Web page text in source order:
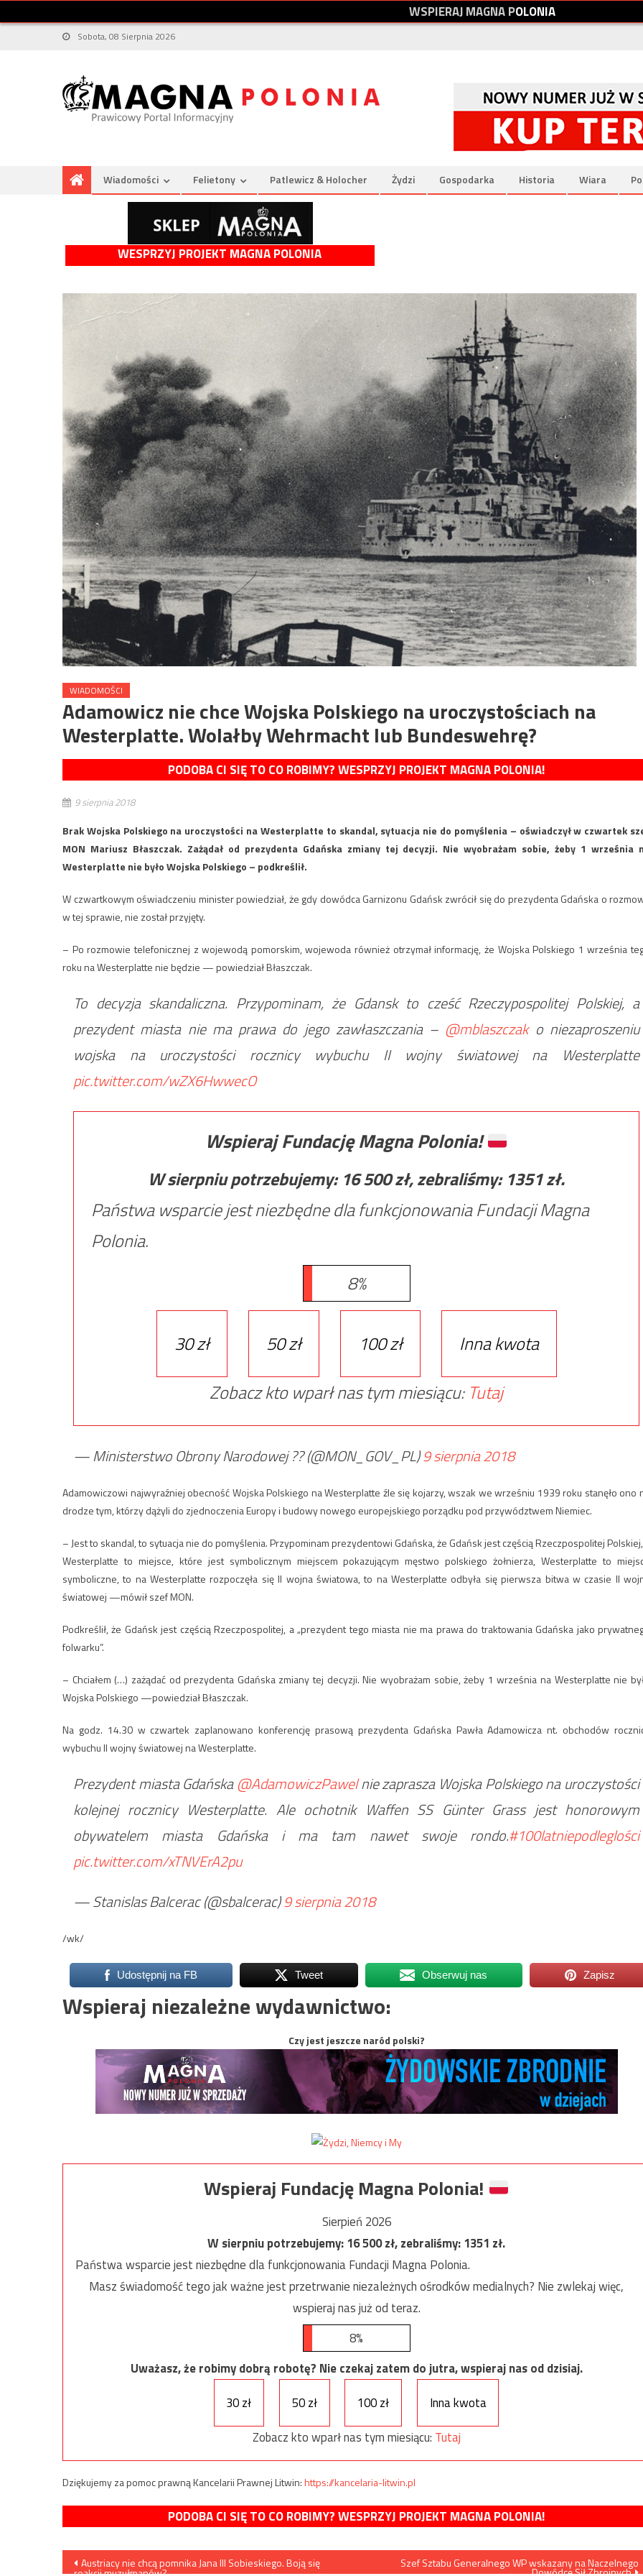
WSPIERAJMAGNAPOLONIA
Sobota, 08 Sierpnia 2026
Wiadomości Felietony Patlewicz & Holocher Żydzi Gospodarka Historia Wiara
WESPRZYJ PROJEKT MAGNA POLONIA
WIADOMOŚCI
Adamowicz nie chce Wojska Polskiego na uroczystościach na
Westerplatte. Wolałby Wehrmacht lub Bundeswehrę?
PODOBA CI SIĘ TO CO ROBIMY? WESPRZYJ PROJEKT MAGNA POLONIA!
9 sierpnia 2018
Brak Wojska Polskiego na uroczystości na Westerplatte to skandal, sytuacja nie do pomyślenia – oświadczył w czwartek
MON Mariusz Błaszczak. Zażądał od prezydenta Gdańska zmiany tej decyzji. Nie wyobrażam sobie, żeby 1 września
Westerplatte nie było Wojska Polskiego – podkreślił.
W czwartkowym oświadczeniu minister powiedział, że gdy dowódca Garnizonu Gdańsk zwrócił się do prezydenta Gdańska o
w tej sprawie, nie został przyjęty.
– Po rozmowie telefonicznej z wojewodą pomorskim, wojewoda również otrzymał informację, że Wojska Polskiego 1 września
roku na Westerplatte nie będzie — powiedział Błaszczak.
To decyzja skandaliczna. Przypominam, że Gdansk to cześć Rzeczypospolitej Polskiej, a
prezydent miasta nie ma prawa do jego zawłaszczania – @mblaszczako niezaproszeniu
wojska na uroczystości rocznicy wybuchu II wojny światowej na Westerplatte
pic.twitter.com/wZX6HwwecO
Wspieraj Fundację Magna Polonia!
W sierpniu potrzebujemy: 16 500zł, zebraliśmy: 1351zł.
Państwa wsparcie jest niezbędne dla funkcjonowania Fundacji Magna
Polonia.
8%
30 zł 50 zł 100 zł
Inna kwota
Zobacz kto wparł nas tym miesiącu: Tutaj
— Ministerstwo Obrony Narodowej ?? (@MON_GOV_PL)9 sierpnia 2018
Adamowiczowi najwyraźniej obecność Wojska Polskiego na Westerplatte źle się kojarzy, wszak we wrześniu 1939 roku stanęło ono
drodze tym, którzy dążyli do zjednoczenia Europy i budowy nowego europejskiego porządku pod przywództwem Niemiec.
– Jest to skandal, to sytuacja nie do pomyślenia. Przypominam prezydentowi Gdańska, że Gdańsk jest częścią Rzeczpospolitej
Westerplatte to miejsce, które jest symbolicznym miejscem pokazującym męstwo polskiego żołnierza, Westerplatte to
symboliczne, to na Westerplatte rozpoczęła się II wojna światowa, to na Westerplatte odbyła się pierwsza bitwa w czasie II
światowej —mówił szef MON.
Podkreślił, że Gdańsk jest częścią Rzeczpospolitej, a „prezydent tego miasta nie ma prawa do traktowania Gdańska jako
folwarku”.
– Chciałem (…) zażądać od prezydenta Gdańska zmiany tej decyzji. Nie wyobrażam sobie, żeby 1 września na Westerplatte nie
Wojska Polskiego —powiedział Błaszczak.
Na godz. 14.30 w czwartek zaplanowano konferencję prasową prezydenta Gdańska Pawła Adamowicza nt. obchodów
wybuchu II wojny światowej na Westerplatte.
Prezydent miasta Gdańska@AdamowiczPawelnie zaprasza Wojska Polskiego na uroczystości
kolejnej rocznicy Westerplatte. Ale ochotnik Waffen SS Günter Grass jest honorowym
obywatelem miasta Gdańska i ma tam nawet swoje rondo.#100latniepodleglości
pic.twitter.com/xTNVErA2pu
— Stanislas Balcerac (@sbalcerac)9 sierpnia 2018
/wk/
Udostępnij na FB Tweet Obserwuj nas Zapisz
Wspieraj niezależne wydawnictwo:
Czy jest jeszcze naród polski?
Wspieraj Fundację Magna Polonia!
Sierpień 2026
W sierpniu potrzebujemy:16 500zł, zebraliśmy:1351 zł.
Państwa wsparcie jest niezbędne dla funkcjonowania Fundacji Magna Polonia.
Masz świadomość tego jak ważne jest przetrwanie niezależnych ośrodków medialnych? Nie zwlekaj więc,
wspieraj nas już od teraz.
8%
Uważasz, że robimy dobrą robotę? Nie czekaj zatem do jutra, wspieraj nas od dzisiaj.
30 zł
50 zł 100 zł
Inna kwota
Zobacz kto wparł nas tym miesiącu: Tutaj
Dziękujemy za pomoc prawną Kancelarii Prawnej Litwin:https://kancelaria-litwin.pl
PODOBA CI SIĘ TO CO ROBIMY? WESPRZYJ PROJEKT MAGNA POLONIA!
Nawigacja
Austriacy nie chcą pomnika Jana III Sobieskiego. Boją się
reakcji muzułmanów?
Szef Sztabu Generalnego WP wskazany na Naczelnego
Dowódcę Sił Zbrojnych